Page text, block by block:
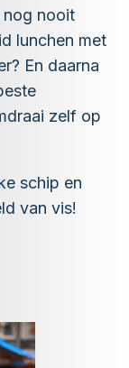
nog nooit
lunchen met
En daarna
zelf op
schip en
van vis!